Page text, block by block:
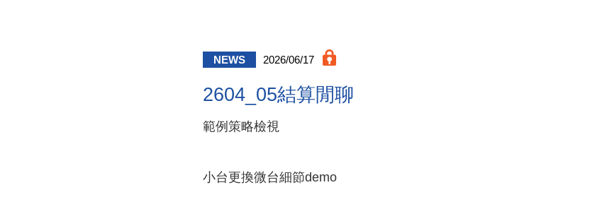
NEWS 2026/06/17
2604_05結算閒聊
範例策略檢視
小台更換微台細節demo